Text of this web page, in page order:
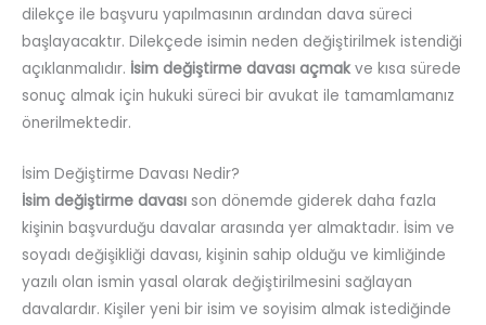
dilekçe ile başvuru yapılmasının ardından dava süreci
başlayacaktır. Dilekçede isimin neden değiştirilmek istendiği
açıklanmalıdır. İsim değiştirme davası açmakve kısa sürede
sonuç almak için hukuki süreci bir avukat ile tamamlamanız
önerilmektedir.
İsim Değiştirme Davası Nedir?
İsim değiştirme davası son dönemde giderek daha fazla
kişinin başvurduğu davalar arasında yer almaktadır. İsim ve
soyadı değişikliği davası, kişinin sahip olduğu ve kimliğinde
yazılı olan ismin yasal olarak değiştirilmesini sağlayan
davalardır. Kişiler yeni bir isim ve soyisim almak istediğinde